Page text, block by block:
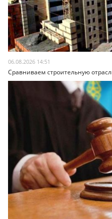
06.08.2026 14:51
Сравниваем строительную